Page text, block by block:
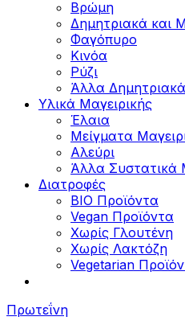
Βρώμη
Δημητριακά και
Φαγόπυρο
Κινόα
Ρύζι
Άλλα Δημητριακά
Υλικά Μαγειρικής
Έλαια
Μείγματα
Αλεύρι
Άλλα Συστατικά
Διατροφές
BIO Προϊόντα
Vegan Προϊόντα
Χωρίς Γλουτένη
Χωρίς Λακτόζη
Vegetarian
Πρωτεΐνη